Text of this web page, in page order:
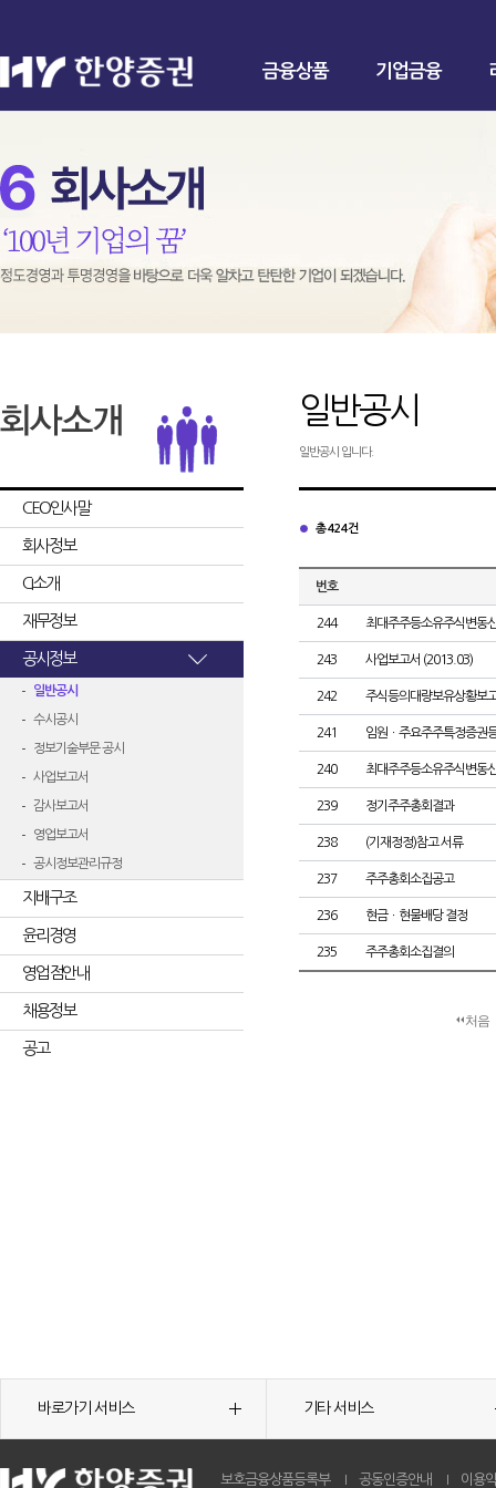
금융상품 기업금융
CEO인사말
회사정보
CI소개
재무정보
공시정보
일반공시
수시공시
정보기술부문 공시
사업보고서
감사보고서
영업보고서
공시정보관리규정
지배구조
윤리경영
영업점안내
채용정보
공고
일반공시
일반공시 입니다.
총 424건
번호
244 최대주주등소유주식변동
243 사업보고서 (2013.03)
242 주식등의대량보유상황보
241 임원ㆍ주요주주특정증권
240 최대주주등소유주식변동
239 정기주주총회결과
238 (기재정정)참고 서류
237 주주총회소집공고
236 현금ㆍ현물배당 결정
235 주주총회소집결의
처음
바로가기 서비스 기타 서비스
보호금융상품등록부 공동인증안내 이용